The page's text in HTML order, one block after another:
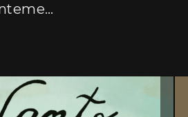
Añadidos recientemente